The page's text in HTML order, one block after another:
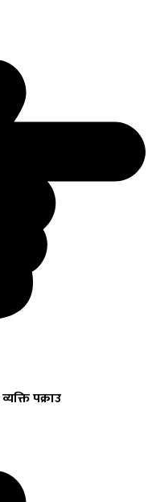
पक्राउ